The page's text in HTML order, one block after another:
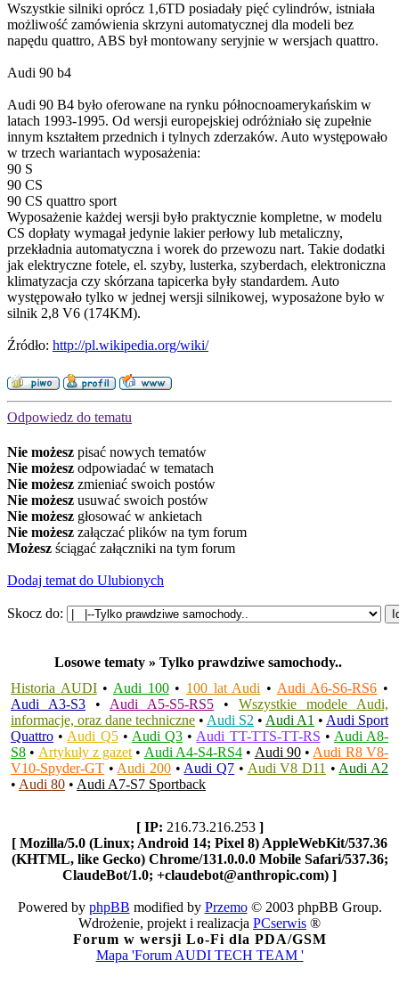
Wszystkie silniki oprócz 1,6TD posiadały pięć cylindrów, istniała
możliwość zamówienia skrzyni automatycznej dla modeli bez
napędu quattro, ABS był montowany seryjnie w wersjach quattro.
Audi 90 b4
Audi 90 B4 było oferowane na rynku północnoamerykańskim w
latach 1993-1995. Od wersji europejskiej odróżniało się zupełnie
innym kształtem przednich i tylnych zderzaków. Auto występowało
w trzech wariantach wyposażenia:
90 S
90 CS
90 CS quattro sport
Wyposażenie każdej wersji było praktycznie kompletne, w modelu
CS dopłaty wymagał jedynie lakier perłowy lub metaliczny,
przekładnia automatyczna i worek do przewozu nart. Takie dodatki
jak elektryczne fotele, el. szyby, lusterka, szyberdach, elektroniczna
klimatyzacja czy skórzana tapicerka były standardem. Auto
występowało tylko w jednej wersji silnikowej, wyposażone było w
silnik 2,8 V6 (174KM).
Źródło: http://pl.wikipedia.org/wiki/
Odpowiedz do tematu
Nie możesz pisać nowych tematów
Nie możesz odpowiadać w tematach
Nie możesz zmieniać swoich postów
Nie możesz usuwać swoich postów
Nie możesz głosować w ankietach
Nie możesz załączać plików na tym forum
Możesz ściągać załączniki na tym forum
Dodaj temat do Ulubionych
Skocz do:
Losowe tematy » Tylko prawdziwe samochody..
Historia AUDI• Audi 100• 100 lat Audi • Audi A6-S6-RS6 •
Audi A3-S3 • Audi A5-S5-RS5 • Wszystkie modele Audi,
informacje, oraz dane techniczne • Audi S2 • Audi A1 • Audi Sport
Quattro • Audi Q5• Audi Q3 • Audi TT-TTS-TT-RS • Audi A8-
S8 • Artykuły z gazet • Audi A4-S4-RS4 • Audi 90• Audi R8 V8-
V10-Spyder-GT • Audi 200 • Audi Q7 • Audi V8 D11 • Audi A2
• Audi 80 • Audi A7-S7 Sportback
[ IP: 216.73.216.253 ]
[ Mozilla/5.0 (Linux; Android 14; Pixel 8) AppleWebKit/537.36
(KHTML, like Gecko) Chrome/131.0.0.0 Mobile Safari/537.36;
ClaudeBot/1.0; +claudebot@anthropic.com) ]
Powered by phpBB modified by Przemo© 2003 phpBB Group.
Wdrożenie, projekt i realizacja PCserwis ®
Forum w wersji Lo-Fi dla PDA/GSM
Mapa 'Forum AUDI TECH TEAM '